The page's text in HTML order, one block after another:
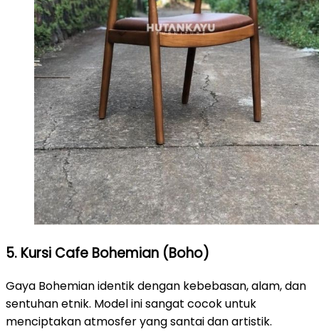
5. Kursi Cafe Bohemian (Boho)
Gaya Bohemian identik dengan kebebasan, alam, dan
sentuhan etnik. Model ini sangat cocok untuk
menciptakan atmosfer yang santai dan artistik.